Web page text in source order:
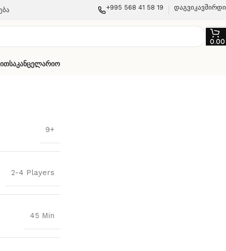
+995 568 41 58 19
0.00
Საკანცელარიო
9+
2-4 Players
45 Min